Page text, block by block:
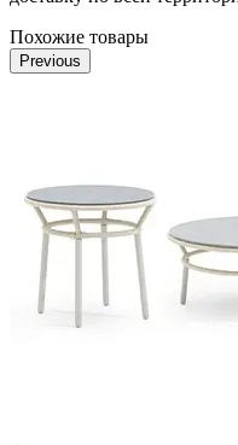
Похожие товары
Previous